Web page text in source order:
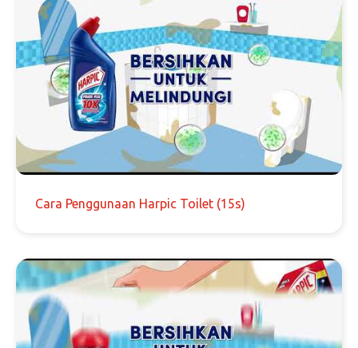
Cara Penggunaan Harpic Toilet (15s)